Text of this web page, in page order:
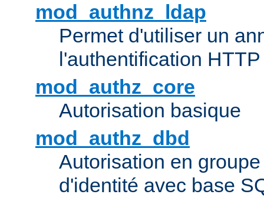
mod_authnz_ldap
Permet d'utiliser un
l'authentification
mod_authz_core
Autorisation basique
mod_authz_dbd
Autorisation en
d'identité avec base